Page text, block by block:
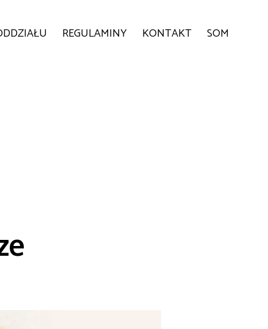
REGULAMINY KONTAKT SOM